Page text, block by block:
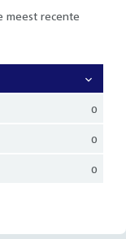
meest recente
0
0
0